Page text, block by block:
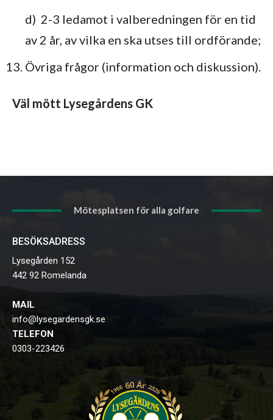
d) 2-3 ledamot i valberedningen för en tid
av 2 år, av vilka en ska utses till ordförande;
Övriga frågor (information och diskussion).
Väl mött Lysegårdens GK
Mötesplatsen för alla golfare
BESÖKSADRESS
Lysegården 152
442 92 Romelanda
MAIL
info@lysegardensgk.se
TELEFON
0303-223426